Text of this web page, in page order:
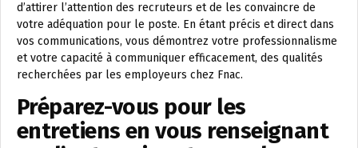
d’attirer l’attention des recruteurs et de les convaincre de
votre adéquation pour le poste. En étant précis et direct dans
vos communications, vous démontrez votre professionnalisme
et votre capacité à communiquer efficacement, des qualités
recherchées par les employeurs chez Fnac.
Préparez-vous pour les
entretiens en vous renseignant